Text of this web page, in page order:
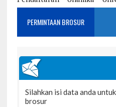
PERMINTAAN BROSUR